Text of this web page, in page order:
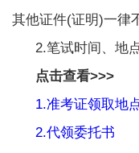
其他证件(证明)一律
2.笔试时间、地
点击查看>>>
1.准考证领取地
2.代领委托书